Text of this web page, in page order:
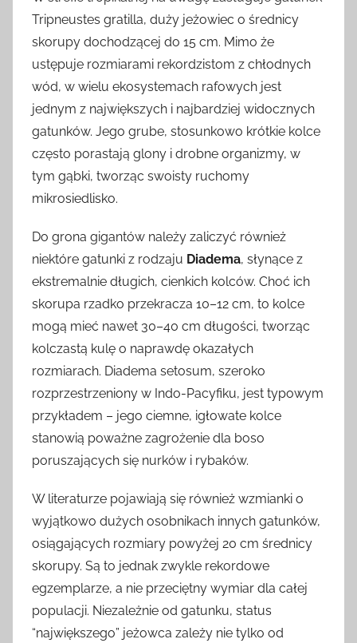
Tripneustes gratilla, duży jeżowiec o średnicy
skorupy dochodzącej do 15 cm. Mimo że
ustępuje rozmiarami rekordzistom z chłodnych
wód, w wielu ekosystemach rafowych jest
jednym z największych i najbardziej widocznych
gatunków. Jego grube, stosunkowo krótkie kolce
często porastają glony i drobne organizmy, w
tym gąbki, tworząc swoisty ruchomy
mikrosiedlisko.
Do grona gigantów należy zaliczyć również
niektóre gatunki z rodzaju Diadema, słynące z
ekstremalnie długich, cienkich kolców. Choć ich
skorupa rzadko przekracza 10–12 cm, to kolce
mogą mieć nawet 30–40 cm długości, tworząc
kolczastą kulę o naprawdę okazałych
rozmiarach. Diadema setosum, szeroko
rozprzestrzeniony w Indo-Pacyfiku, jest typowym
przykładem – jego ciemne, igłowate kolce
stanowią poważne zagrożenie dla boso
poruszających się nurków i rybaków.
W literaturze pojawiają się również wzmianki o
wyjątkowo dużych osobnikach innych gatunków,
osiągających rozmiary powyżej 20 cm średnicy
skorupy. Są to jednak zwykle rekordowe
egzemplarze, a nie przeciętny wymiar dla całej
populacji. Niezależnie od gatunku, status
“największego” jeżowca zależy nie tylko od